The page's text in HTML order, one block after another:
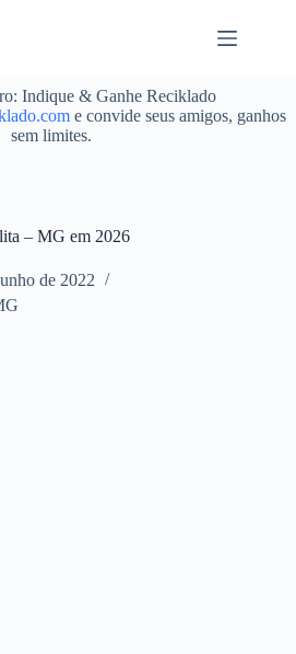
Indique & Ganhe Reciklado
e convide seus amigos, ganhos
sem limites.
– MG em 2026
de 2022